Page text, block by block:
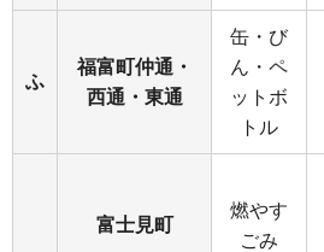
ふ
福富町仲通・
西通・東通
缶・び
ん・ペ
ットボ
トル
富士見町
燃やす
ごみ